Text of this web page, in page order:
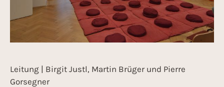
Leitung | Birgit Justl, Martin Brüger und Pierre
Gorsegner